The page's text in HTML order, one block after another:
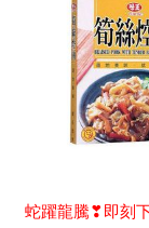
蛇躍龍騰❣即刻